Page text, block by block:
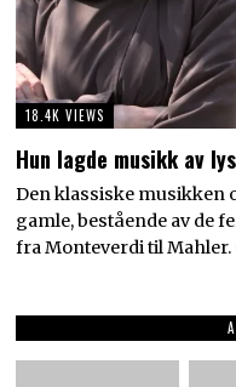
18.4K VIEWS
Hun lagde musikk av
Den klassiske musikken
gamle, bestående av de
fra Monteverdi til Mahler.